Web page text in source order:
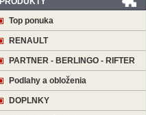
Top ponuka
RENAULT
PARTNER - BERLINGO - RIFTER
Podlahy a obloženia
DOPLNKY